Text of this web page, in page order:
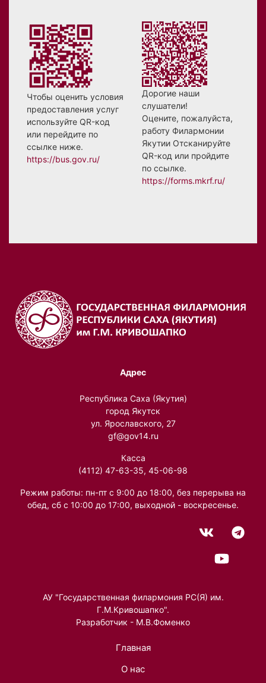
Чтобы оценить условия
предоставления услуг
используйте QR-код
или перейдите по
ссылке ниже.
https://bus.gov.ru/
Дорогие наши
слушатели!
Оцените, пожалуйста,
работу Филармонии
Якутии Отсканируйте
QR-код или пройдите
по ссылке.
https://forms.mkrf.ru/
Адрес
Республика Саха (Якутия)
город Якутск
ул. Ярославского, 27
gf@gov14.ru
Касса
(4112) 47-63-35, 45-06-98
Режим работы: пн-пт с 9:00 до 18:00, без перерыва на
обед, сб с 10:00 до 17:00, выходной - воскресенье.
АУ "Государственная филармония РС(Я) им.
Г.М.Кривошапко".
Разработчик - М.В.Фоменко
Главная
О нас